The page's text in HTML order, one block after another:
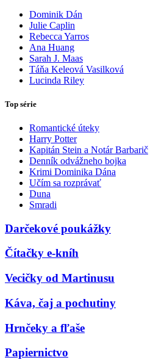
Dominik Dán
Julie Caplin
Rebecca Yarros
Ana Huang
Sarah J. Maas
Táňa Keleová Vasilková
Lucinda Riley
Top série
Romantické úteky
Harry Potter
Kapitán Stein a Notár Barbarič
Denník odvážneho bojka
Krimi Dominika Dána
Učím sa rozprávať
Duna
Smradi
Darčekové poukážky
Čítačky e-kníh
Vecičky od Martinusu
Káva, čaj a pochutiny
Hrnčeky a fľaše
Papiernictvo